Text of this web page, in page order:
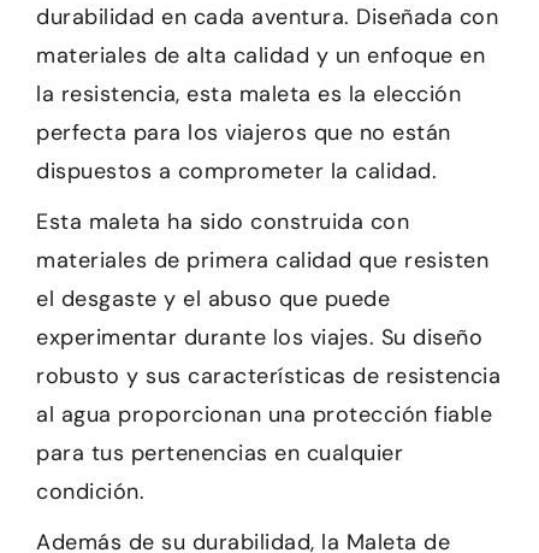
durabilidad en cada aventura. Diseñada con
materiales de alta calidad y un enfoque en
la resistencia, esta maleta es la elección
perfecta para los viajeros que no están
dispuestos a comprometer la calidad.
Esta maleta ha sido construida con
materiales de primera calidad que resisten
el desgaste y el abuso que puede
experimentar durante los viajes. Su diseño
robusto y sus características de resistencia
al agua proporcionan una protección fiable
para tus pertenencias en cualquier
condición.
Además de su durabilidad, la Maleta de